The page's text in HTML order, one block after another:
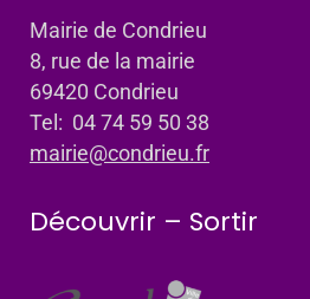
Mairie de Condrieu
8, rue de la mairie
69420 Condrieu
Tel: 04 74 59 50 38
mairie@condrieu.fr
Découvrir – Sortir